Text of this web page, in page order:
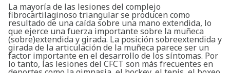
La mayoría de las lesiones del complejo
fibrocartilaginoso triangular se producen como
resultado de una caída sobre una mano extendida, lo
que ejerce una fuerza importante sobre la muñeca
(sobre)extendida y girada. La posición sobreextendida y
girada de la articulación de la muñeca parece ser un
factor importante en el desarrollo de los síntomas. Por
lo tanto, las lesiones del CFCT son más frecuentes en